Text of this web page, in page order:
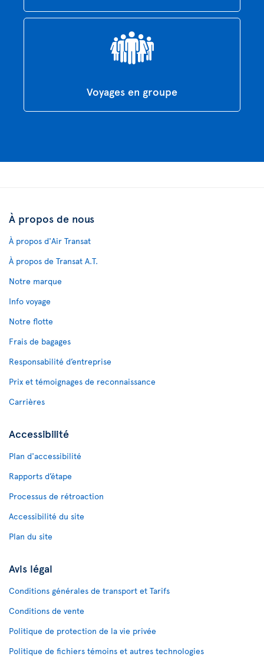
Voyages en groupe
À propos de nous
À propos d'Air Transat
À propos de Transat A.T.
Notre marque
Info voyage
Notre flotte
Frais de bagages
Responsabilité d’entreprise
Prix et témoignages de reconnaissance
Carrières
Accessibilité
Plan d'accessibilité
Rapports d’étape
Processus de rétroaction
Accessibilité du site
Plan du site
Avis légal
Conditions générales de transport et Tarifs
Conditions de vente
Politique de protection de la vie privée
Politique de fichiers témoins et autres technologies